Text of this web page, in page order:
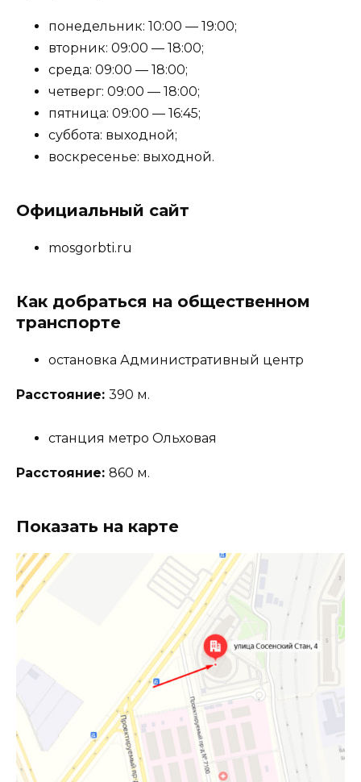
понедельник: 10:00 — 19:00;
вторник: 09:00 — 18:00;
среда: 09:00 — 18:00;
четверг: 09:00 — 18:00;
пятница: 09:00 — 16:45;
суббота: выходной;
воскресенье: выходной.
Официальный сайт
mosgorbti.ru
Как добраться на общественном
транспорте
остановка Административный центр
Расстояние: 390 м.
станция метро Ольховая
Расстояние: 860 м.
Показать на карте